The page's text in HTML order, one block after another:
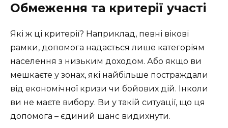
Обмеження та критерії участі
Які ж ці критерії? Наприклад, певні вікові
рамки, допомога надається лише категоріям
населення з низьким доходом. Або якщо ви
мешкаєте у зонах, які найбільше постраждали
від економічної кризи чи бойових дій. Інколи
ви не маєте вибору. Ви у такій ситуації, що ця
допомога – єдиний шанс видихнути.